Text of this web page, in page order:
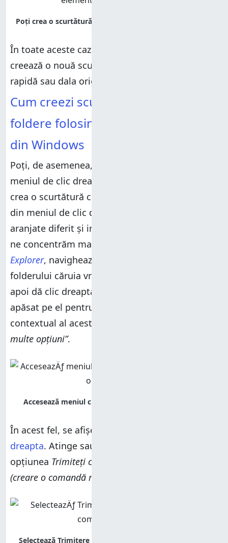
În toate aceste cazuri, tragerea și plasarea
creează o nouă scurtătură, lăsând comanda
rapidă sau dala originală la locul ei.
Cum creezi scurtături către fișiere și
foldere folosind meniul clic dreapta
din Windows
Poți, de asemenea, să folosești opțiunile din
meniul de clic dreapta al unui element pentru a
crea o scurtătură către el. Deoarece elementele
din meniul de clic dreapta din Windows 11 sunt
aranjate diferit și implică un pas suplimentar, să
ne concentrăm mai întâi pe el.
Explorer, navighează la locația fișierului sau
folderului căruia vrei să îi creezi o scurtătură,
apoi dă clic dreapta sau apasă și menține
apăsat pe el pentru a deschide meniul
contextual al acestuia. Apoi, alege
multe opțiuni”.
În acest fel, se afișează
dreapta. Atinge sau plasează cursorul peste
opțiunea Trimiteți către
(creare o comandă rapidă)